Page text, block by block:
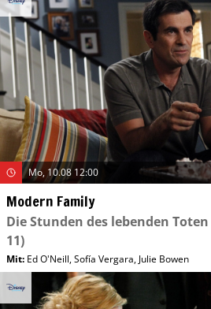
Mo, 10.08 12:00
Modern Family
Die Stunden des lebenden Toten
11)
Mit: Ed O'Neill,Sofía Vergara, Julie Bowen